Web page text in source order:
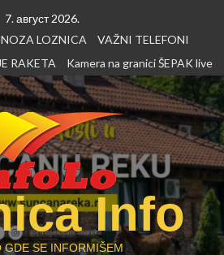
7. август 2026.
LOZNICA
VAŽNI TELEFONI
RAKETA Kamera na granici ŠEPAK live
Info
GDE SE INFORMIŠEM